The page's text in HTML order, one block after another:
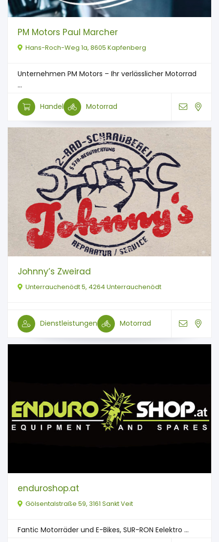
PM Motors Paul Marcher
Hans-Roch-Weg 1a, 8605 Kapfenberg
Unternehmen PM Motors – Ihr verlässlicher Motorrad
...
Handel Motorrad
Johnny’s Zweirad
Unterrauchenödt 5, 4264 Unterrauchenödt
Dienstleistungen Motorrad
enduroshop.at
Gölsentalstraße 59, 3161 Sankt Veit
Fantic Motorräder und E-Bikes, SUR-RON Eelektro ...